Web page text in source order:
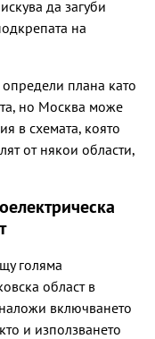
да загуби
на
плана като
но Москва може
в схемата, която
от някои области,
голяма
област в
включването
и използването